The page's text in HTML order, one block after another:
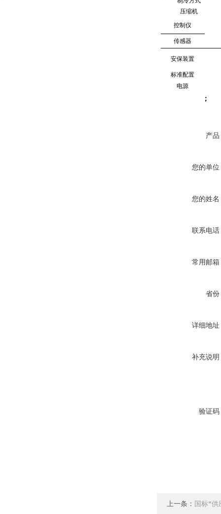
压缩机
控制仪
传感器
安保装置
标准配置
电源
；
产品
您的单位
您的姓名
联系电话
常用邮箱
省份
详细地址
补充说明
验证码
上一条： 国标*供